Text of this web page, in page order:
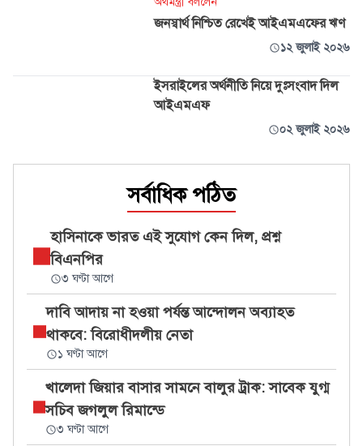
জনস্বার্থ নিশ্চিত রেখেই আইএমএফের ঋণ
১২ জুলাই ২০২৬
ইসরাইলের অর্থনীতি নিয়ে দুঃসংবাদ দিল
আইএমএফ
০২ জুলাই ২০২৬
সর্বাধিক পঠিত
হাসিনাকে ভারত এই সুযোগ কেন দিল, প্রশ্ন
বিএনপির
৩ ঘণ্টা আগে
দাবি আদায় না হওয়া পর্যন্ত আন্দোলন অব্যাহত
থাকবে: বিরোধীদলীয় নেতা
১ ঘণ্টা আগে
খালেদা জিয়ার বাসার সামনে বালুর ট্রাক: সাবেক যুগ্ম
সচিব জগলুল রিমান্ডে
৩ ঘণ্টা আগে